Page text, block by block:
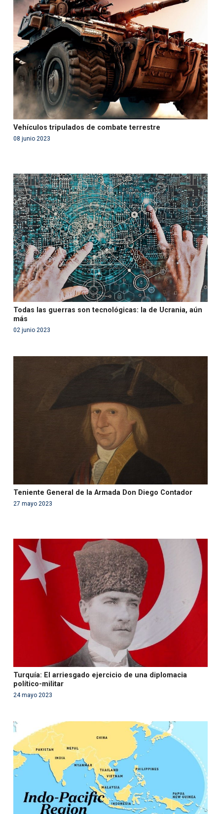
Warning: Use of undefined constant php - assumed
'php' (this will throw an Error in a future version of PHP)
in/var/www/acami.es/wp-
content/themes/fundcami/page-publicaciones.php
on line
Vehículos tripulados de combate terrestre
08 junio 2023
Warning: Use of undefined constant php - assumed
'php' (this will throw an Error in a future version of PHP)
in/var/www/acami.es/wp-
content/themes/fundcami/page-publicaciones.php
on line99
Todas las guerras son tecnológicas: la de Ucrania, aún
más
02 junio 2023
: Use of undefined constant php - assumed
'php' (this will throw an Error in a future version of PHP)
/var/www/acami.es/wp-
content/themes/fundcami/page-publicaciones.php
Teniente General de la Armada Don Diego Contador
27 mayo 2023
Warning
: Use of undefined constant php - assumed
'php' (this will throw an Error in a future version of PHP)
/var/www/acami.es/wp-
content/themes/fundcami/page-publicaciones.php
99
Turquía: El arriesgado ejercicio de una diplomacia
político-militar
24 mayo 2023
Warning
: Use of undefined constant php - assumed
'php' (this will throw an Error in a future version of PHP)
in/var/www/acami.es/wp-
content/themes/fundcami/page-publicaciones.php
on line